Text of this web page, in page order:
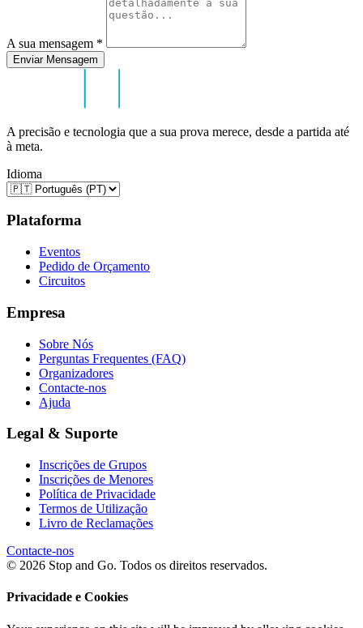
A sua mensagem *
Enviar Mensagem
A precisão e tecnologia que a sua prova merece, desde a partida até
à meta.
Idioma
Plataforma
Eventos
Pedido de Orçamento
Circuitos
Empresa
Sobre Nós
Perguntas Frequentes (FAQ)
Organizadores
Contacte-nos
Ajuda
Legal & Suporte
Inscrições de Grupos
Inscrições de Menores
Política de Privacidade
Termos de Utilização
Livro de Reclamações
Contacte-nos
© 2026 Stop and Go. Todos os direitos reservados.
Privacidade e Cookies